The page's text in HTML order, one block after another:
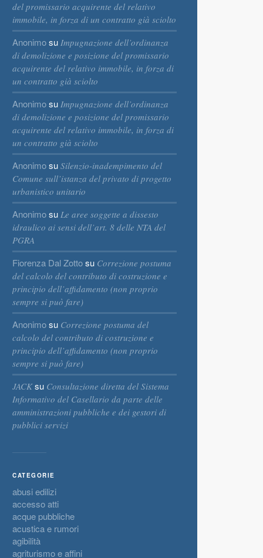
del promissario acquirente del relativo
immobile, in forza di un contratto già sciolto
Anonimosu Impugnazione dell’ordinanza
di demolizione e posizione del promissario
acquirente del relativo immobile, in forza di
un contratto già sciolto
Anonimosu Impugnazione dell’ordinanza
di demolizione e posizione del promissario
acquirente del relativo immobile, in forza di
un contratto già sciolto
Anonimosu Silenzio-inadempimento del
Comune sull’istanza del privato di progetto
urbanistico unitario
Anonimosu Le aree soggette a dissesto
idraulico ai sensi dell’art. 8 delle NTA del
PGRA
Fiorenza Dal Zottosu Correzione postuma
del calcolo del contributo di costruzione e
principio dell’affidamento (non proprio
sempre si può fare)
Anonimosu Correzione postuma del
calcolo del contributo di costruzione e
principio dell’affidamento (non proprio
sempre si può fare)
JACKsu Consultazione diretta del Sistema
Informativo del Casellario da parte delle
amministrazioni pubbliche e dei gestori di
pubblici servizi
CATEGORIE
abusi edilizi
accesso atti
acque pubbliche
acustica e rumori
agibilità
agriturismo e affini